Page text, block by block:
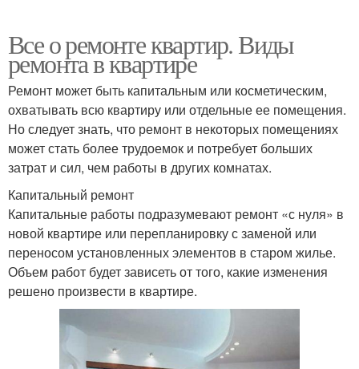
Все о ремонте квартир. Виды
ремонта в квартире
Ремонт может быть капитальным или косметическим,
охватывать всю квартиру или отдельные ее помещения.
Но следует знать, что ремонт в некоторых помещениях
может стать более трудоемок и потребует больших
затрат и сил, чем работы в других комнатах.
Капитальный ремонт
Капитальные работы подразумевают ремонт «с нуля» в
новой квартире или перепланировку с заменой или
переносом установленных элементов в старом жилье.
Объем работ будет зависеть от того, какие изменения
решено произвести в квартире.